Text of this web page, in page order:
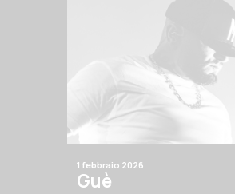
1 febbraio 2026
Guè